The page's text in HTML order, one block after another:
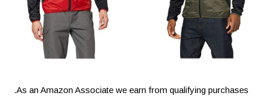
As an Amazon Associate we earn from qualifying purchases.